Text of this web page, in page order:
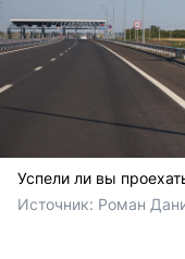
Успели ли вы
Источник: Роман